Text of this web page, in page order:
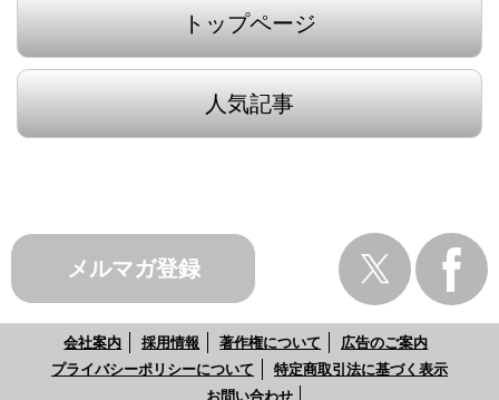
トップページ
人気記事
メルマガ登録
会社案内 採用情報 著作権について
広告のご案内
プライバシーポリシーについて
特定商取引法に基づく表示
お問い合わせ